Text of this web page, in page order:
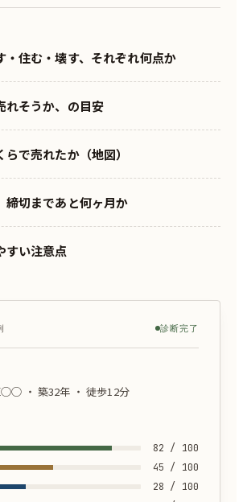
・住む・壊す、それぞれ何点か
れそうか、の目安
で売れたか（地図）
締切まであと何ヶ月か
すい注意点
診断完了
◯◯ ・ 築32年 ・ 徒歩12分
82 / 100
45 / 100
28 / 100